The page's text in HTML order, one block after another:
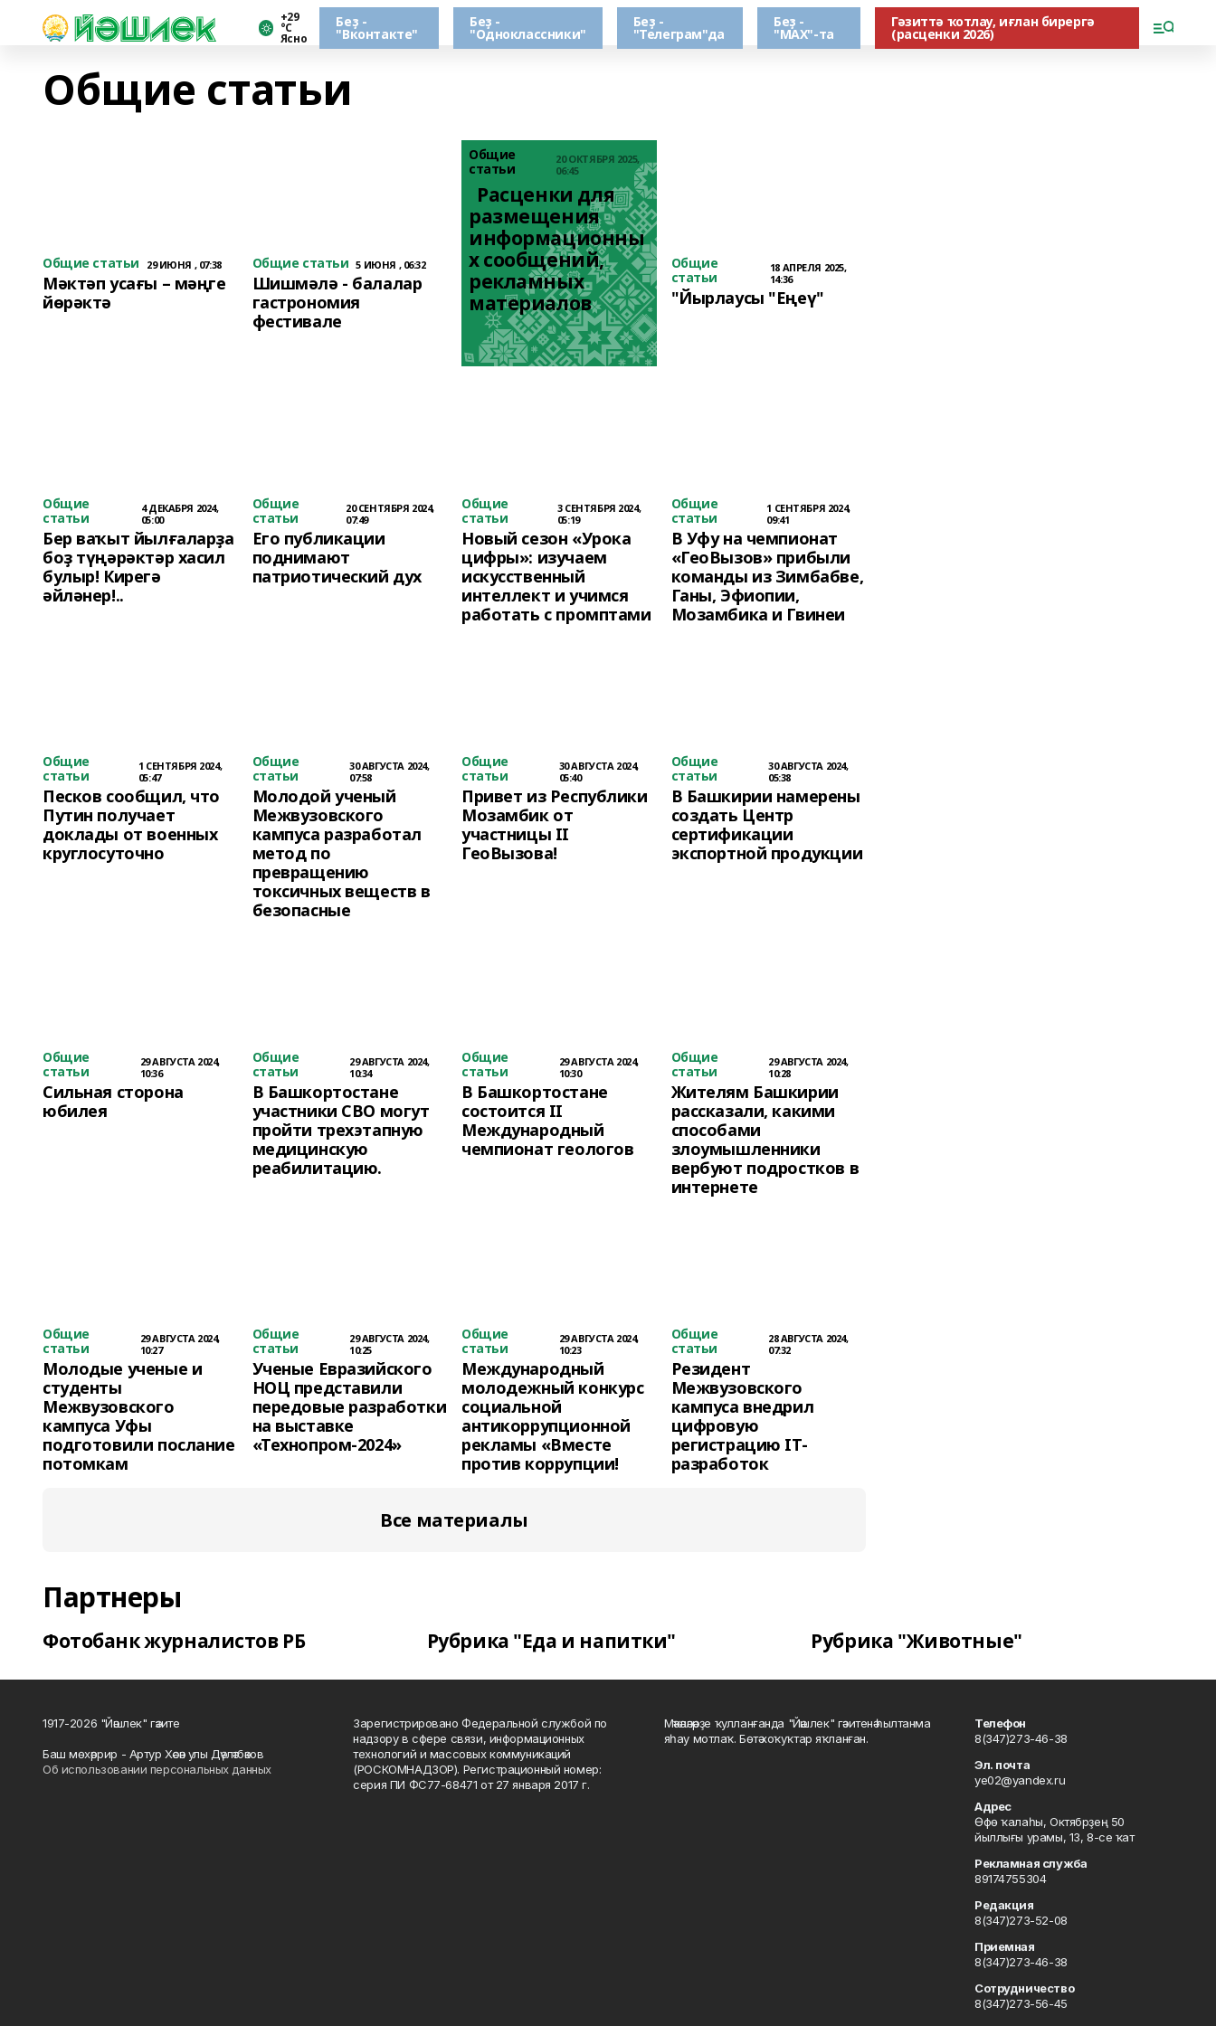
+29
°С
Ясно
Беҙ -
"Вконтакте"
Беҙ -
"Одноклассники"
Беҙ -
"Телеграм"да
Беҙ -
"МАХ"-та
Гәзиттә ҡотлау, иғлан бирергә
(расценки 2026)
Общие статьи
Общие статьи 29 ИЮНЯ , 07:38
Мәктәп усағы – мәңге
йөрәктә
Общие статьи 5 ИЮНЯ , 06:32
Шишмәлә - балалар
гастрономия
фестивале
Общие
статьи
20 ОКТЯБРЯ 2025,
06:45
размещения
информационны
х сообщений,
рекламных
материалов
Общие
статьи
18 АПРЕЛЯ 2025,
14:36
"Йырлаусы "Еңеү"
Общие
статьи
4 ДЕКАБРЯ 2024,
05:00
Бер ваҡыт йылғаларҙа
боҙ түңәрәктәр хасил
булыр! Кирегә
әйләнер!..
Общие
статьи
20 СЕНТЯБРЯ 2024,
07:49
Его публикации
поднимают
патриотический дух
Общие
статьи
3 СЕНТЯБРЯ 2024,
05:19
Новый сезон «Урока
цифры»: изучаем
искусственный
интеллект и учимся
работать с промптами
Общие
статьи
1 СЕНТЯБРЯ 2024,
09:41
В Уфу на чемпионат
«ГеоВызов» прибыли
команды из Зимбабве,
Ганы, Эфиопии,
Мозамбика и Гвинеи
Общие
статьи
1 СЕНТЯБРЯ 2024,
05:47
Песков сообщил, что
Путин получает
доклады от военных
круглосуточно
Общие
статьи
30 АВГУСТА 2024,
07:58
Молодой ученый
Межвузовского
кампуса разработал
метод по
превращению
токсичных веществ в
безопасные
Общие
статьи
30 АВГУСТА 2024,
05:40
Привет из Республики
Мозамбик от
участницы II
ГеоВызова!
Общие
статьи
30 АВГУСТА 2024,
05:38
В Башкирии намерены
создать Центр
сертификации
экспортной продукции
Общие
статьи
29 АВГУСТА 2024,
10:36
Сильная сторона
юбилея
Общие
статьи
29 АВГУСТА 2024,
10:34
В Башкортостане
участники СВО могут
пройти трехэтапную
медицинскую
реабилитацию.
Общие
статьи
29 АВГУСТА 2024,
10:30
В Башкортостане
состоится II
Международный
чемпионат геологов
Общие
статьи
29 АВГУСТА 2024,
10:28
Жителям Башкирии
рассказали, какими
способами
злоумышленники
вербуют подростков в
интернете
Общие
статьи
29 АВГУСТА 2024,
10:27
Молодые ученые и
студенты
Межвузовского
кампуса Уфы
подготовили послание
потомкам
Общие
статьи
29 АВГУСТА 2024,
10:25
Ученые Евразийского
НОЦ представили
передовые разработки
на выставке
«Технопром-2024»
Общие
статьи
29 АВГУСТА 2024,
10:23
Международный
молодежный конкурс
социальной
антикоррупционной
рекламы «Вместе
против коррупции!
Общие
статьи
28 АВГУСТА 2024,
07:32
Резидент
Межвузовского
кампуса внедрил
цифровую
регистрацию IT-
разработок
Все материалы
Партнеры
Фотобанк журналистов РБ Рубрика "Еда и напитки" Рубрика "Животные"
1917-2026 "Йәшлек" гәзите
Баш мөхәррир - Артур Хәсән улы Дәүләтбәков
Об использовании персональных данных
Зарегистрировано Федеральной службой по
надзору в сфере связи, информационных
технологий и массовых коммуникаций
(РОСКОМНАДЗОР). Регистрационный номер:
серия ПИ ФС77-68471 от 27 января 2017 г.
Мәҡәләләрҙе ҡулланғанда "Йәшлек" гәзитенә һылтанма
яһау мотлаҡ. Бөтә хоҡуҡтар яҡланған.
Телефон
8(347)273-46-38
Эл. почта
ye02@yandex.ru
Адрес
Өфө ҡалаһы, Октябрҙең 50
йыллығы урамы, 13, 8-се ҡат
Рекламная служба
89174755304
Редакция
8(347)273-52-08
Приемная
8(347)273-46-38
Сотрудничество
8(347)273-56-45